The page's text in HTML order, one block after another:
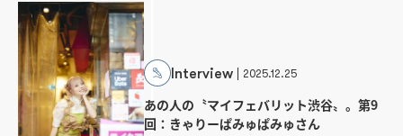
Interview 2025.12.25
あの人の〝マイフェバリット渋谷〟。第9
回：きゃりーぱみゅぱみゅさん